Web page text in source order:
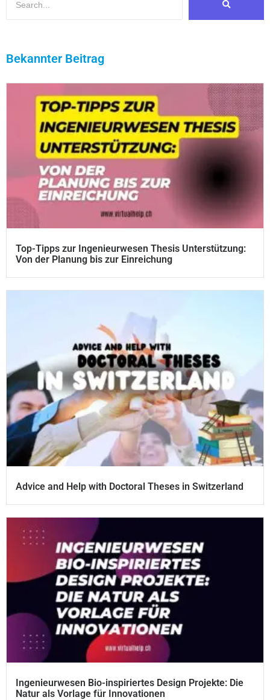
Bekannter Beitrag
Top-Tipps zur Ingenieurwesen Thesis Unterstützung:
Von der Planung bis zur Einreichung
Advice and Help with Doctoral Theses in Switzerland
Ingenieurwesen Bio-inspiriertes Design Projekte: Die
Natur als Vorlage für Innovationen